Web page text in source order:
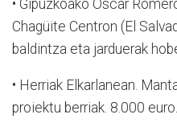
• Gipuzkoako Oscar
Chagüite Centron (El
baldintza eta jarduerak
• Herriak Elkarlanean.
proiektu berriak. 8.000 euro.